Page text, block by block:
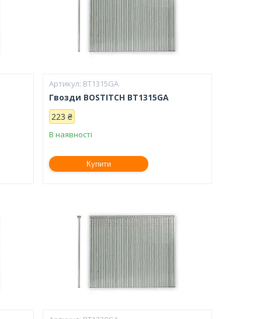
BT1315GA
Гвозди BOSTITCH BT1315GA
223 ₴
В наявності
Купити